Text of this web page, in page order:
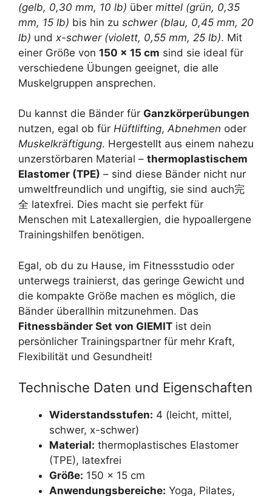
(gelb, 0,30 mm, 10 lb) über mittel (grün, 0,35
mm, 15 lb) bis hin zu schwer (blau, 0,45 mm, 20
lb) und x-schwer (violett, 0,55 mm, 25 lb). Mit
einer Größe von 150 x 15 cm sind sie ideal für
verschiedene Übungen geeignet, die alle
Muskelgruppen ansprechen.
Du kannst die Bänder für Ganzkörperübungen
nutzen, egal ob für Hüftlifting,Abnehmen oder
Muskelkräftigung. Hergestellt aus einem nahezu
unzerstörbaren Material – thermoplastischem
Elastomer (TPE) – sind diese Bänder nicht nur
umweltfreundlich und ungiftig, sie sind auch完
全 latexfrei. Dies macht sie perfekt für
Menschen mit Latexallergien, die hypoallergene
Trainingshilfen benötigen.
Egal, ob du zu Hause, im Fitnessstudio oder
unterwegs trainierst, das geringe Gewicht und
die kompakte Größe machen es möglich, die
Bänder überallhin mitzunehmen. Das
Fitnessbänder Set von GIEMIT ist dein
persönlicher Trainingspartner für mehr Kraft,
Flexibilität und Gesundheit!
Technische Daten und Eigenschaften
Widerstandsstufen: 4 (leicht, mittel,
schwer, x-schwer)
Material: thermoplastisches Elastomer
(TPE), latexfrei
Größe: 150 x 15 cm
Anwendungsbereiche: Yoga, Pilates,